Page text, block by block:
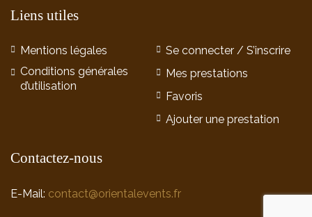
Liens utiles
Mentions légales
Conditions générales
d’utilisation
Se connecter / S’inscrire
Mes prestations
Favoris
Ajouter une prestation
Contactez-nous
E-Mail: contact@orientalevents.fr